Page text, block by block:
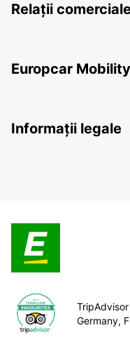
Relații
Europcar
Informații legale
Germany,